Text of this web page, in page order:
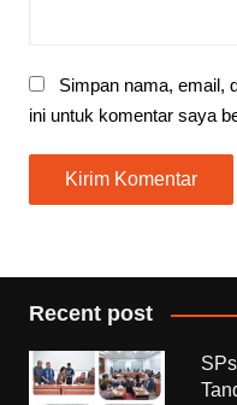
Simpan nama, email,
ini untuk komentar saya
Recent post